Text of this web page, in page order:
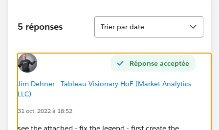
5 réponses
Tri
Trier par date
Réponse acceptée
Jim Dehner - Tableau Visionary HoF (Market Analytics
LLC)
31 oct. 2022 à 18:52